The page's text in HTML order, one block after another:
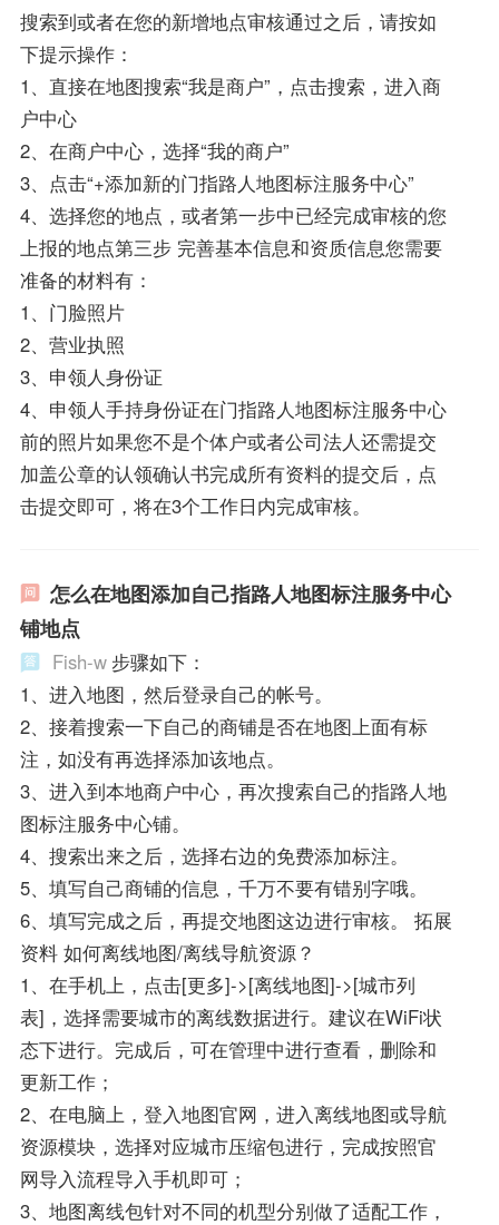
搜索到或者在您的新增地点审核通过之后，请按如
下提示操作：
1、直接在地图搜索“我是商户”，点击搜索，进入商
户中心
2、在商户中心，选择“我的商户”
3、点击“+添加新的门指路人地图标注服务中心”
4、选择您的地点，或者第一步中已经完成审核的您
上报的地点第三步 完善基本信息和资质信息您需要
准备的材料有：
1、门脸照片
2、营业执照
3、申领人身份证
4、申领人手持身份证在门指路人地图标注服务中心
前的照片如果您不是个体户或者公司法人还需提交
加盖公章的认领确认书完成所有资料的提交后，点
击提交即可，将在3个工作日内完成审核。
怎么在地图添加自己指路人地图标注服务中心
铺地点
Fish-w 步骤如下：
1、进入地图，然后登录自己的帐号。
2、接着搜索一下自己的商铺是否在地图上面有标
注，如没有再选择添加该地点。
3、进入到本地商户中心，再次搜索自己的指路人地
图标注服务中心铺。
4、搜索出来之后，选择右边的免费添加标注。
5、填写自己商铺的信息，千万不要有错别字哦。
6、填写完成之后，再提交地图这边进行审核。 拓展
资料 如何离线地图/离线导航资源？
1、在手机上，点击[更多]->[离线地图]->[城市列
表]，选择需要城市的离线数据进行。建议在WiFi状
态下进行。完成后，可在管理中进行查看，删除和
更新工作；
2、在电脑上，登入地图官网，进入离线地图或导航
资源模块，选择对应城市压缩包进行，完成按照官
网导入流程导入手机即可；
3、地图离线包针对不同的机型分别做了适配工作，